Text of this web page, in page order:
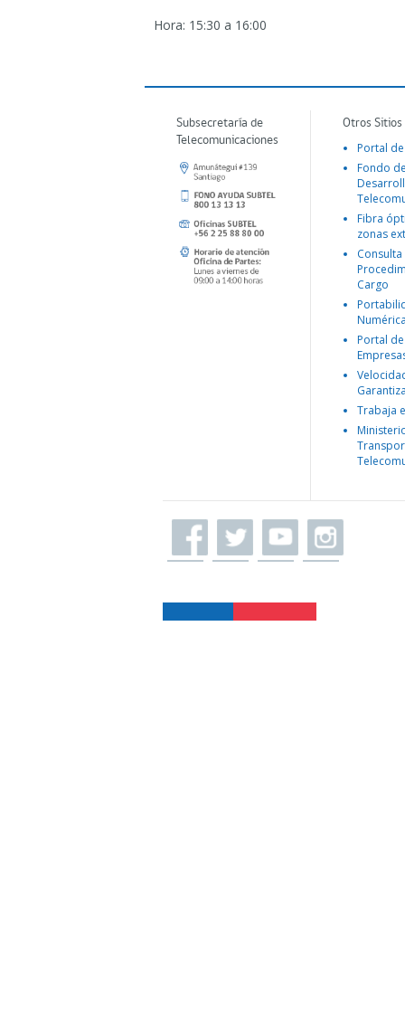
Hora: 15:30 a 16:00
Subsecretaría de
Telecomunicaciones
Otros
Portal
Fondo
Fibra
zonas
Consulta
Cargo
Portal
Trabaja